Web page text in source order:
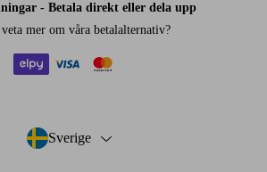
- Betala direkt eller dela upp
mer om våra betalalternativ?
Sverige
- Välj land